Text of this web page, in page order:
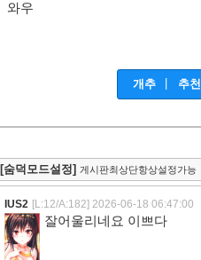
와우
개추 추천
[숨덕모드설정] 게시판최상단항상설정가능
IUS2 [L:12/A:182] 2026-06-18 06:47:00
잘어울리네요 이쁘다